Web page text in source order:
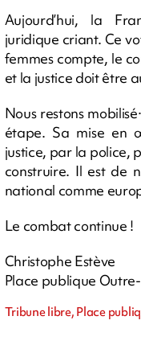
Aujourd’hui, la
juridique criant. Ce
femmes compte, le
et la justice doit être
Nous restons
étape. Sa mise en
justice, par la police,
construire. Il est de
national comme
Le combat continue !
Christophe Estève
Place publique
Tribune libre, Place